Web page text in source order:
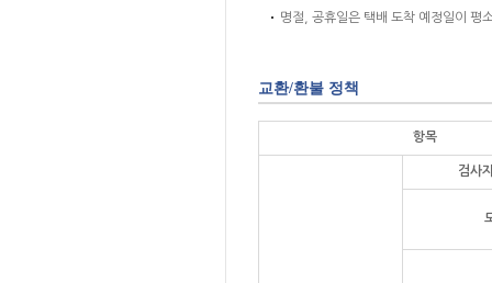
명절, 공휴일은 택배 도착 예정일이 평
교환/환불 정책
항목
검사